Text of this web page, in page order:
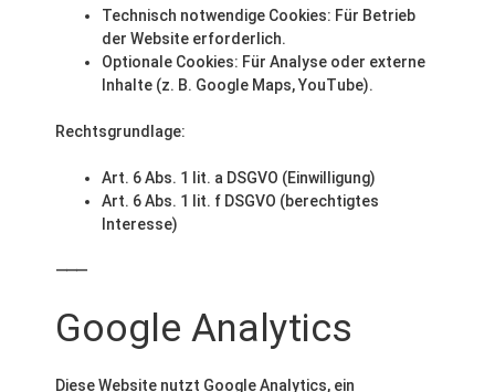
Technisch notwendige Cookies: Für Betrieb
der Website erforderlich.
Optionale Cookies: Für Analyse oder externe
Inhalte (z. B. Google Maps, YouTube).
Rechtsgrundlage:
Art. 6 Abs. 1 lit. a DSGVO (Einwilligung)
Art. 6 Abs. 1 lit. f DSGVO (berechtigtes
Interesse)
⸻
Google Analytics
Diese Website nutzt Google Analytics, ein